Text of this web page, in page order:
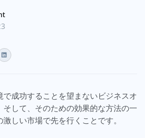
成功することを望まないビジネスオ
そして、そのための効果的な方法の一
しい市場で先を行くことです。